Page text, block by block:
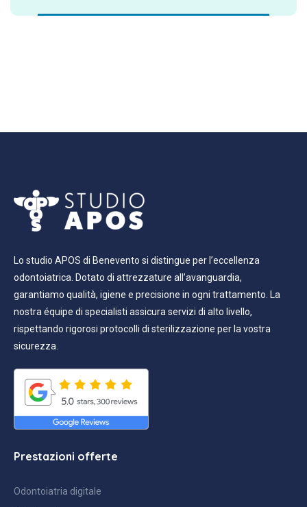
Lo studio APOS di Benevento si distingue per l’eccellenza
odontoiatrica. Dotato di attrezzature all’avanguardia,
garantiamo qualità, igiene e precisione in ogni trattamento. La
nostra équipe di specialisti assicura servizi di alto livello,
rispettando rigorosi protocolli di sterilizzazione per la vostra
sicurezza.
Prestazioni offerte
Odontoiatria digitale